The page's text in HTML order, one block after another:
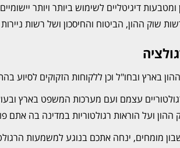
ומטבעות דיגיטליים לשימוש ביותר ויותר
שוק ההון, הביטוח והחיסכון ושל רשות
בארץ ובחו"ל וכן ללקוחות הזקוקים
עצמם ועם מערכות המשפט בארץ
ועל הוראות רגולטוריות במדינה בה אתם
מומחים, ינחה אתכם בנוגע למשמעות